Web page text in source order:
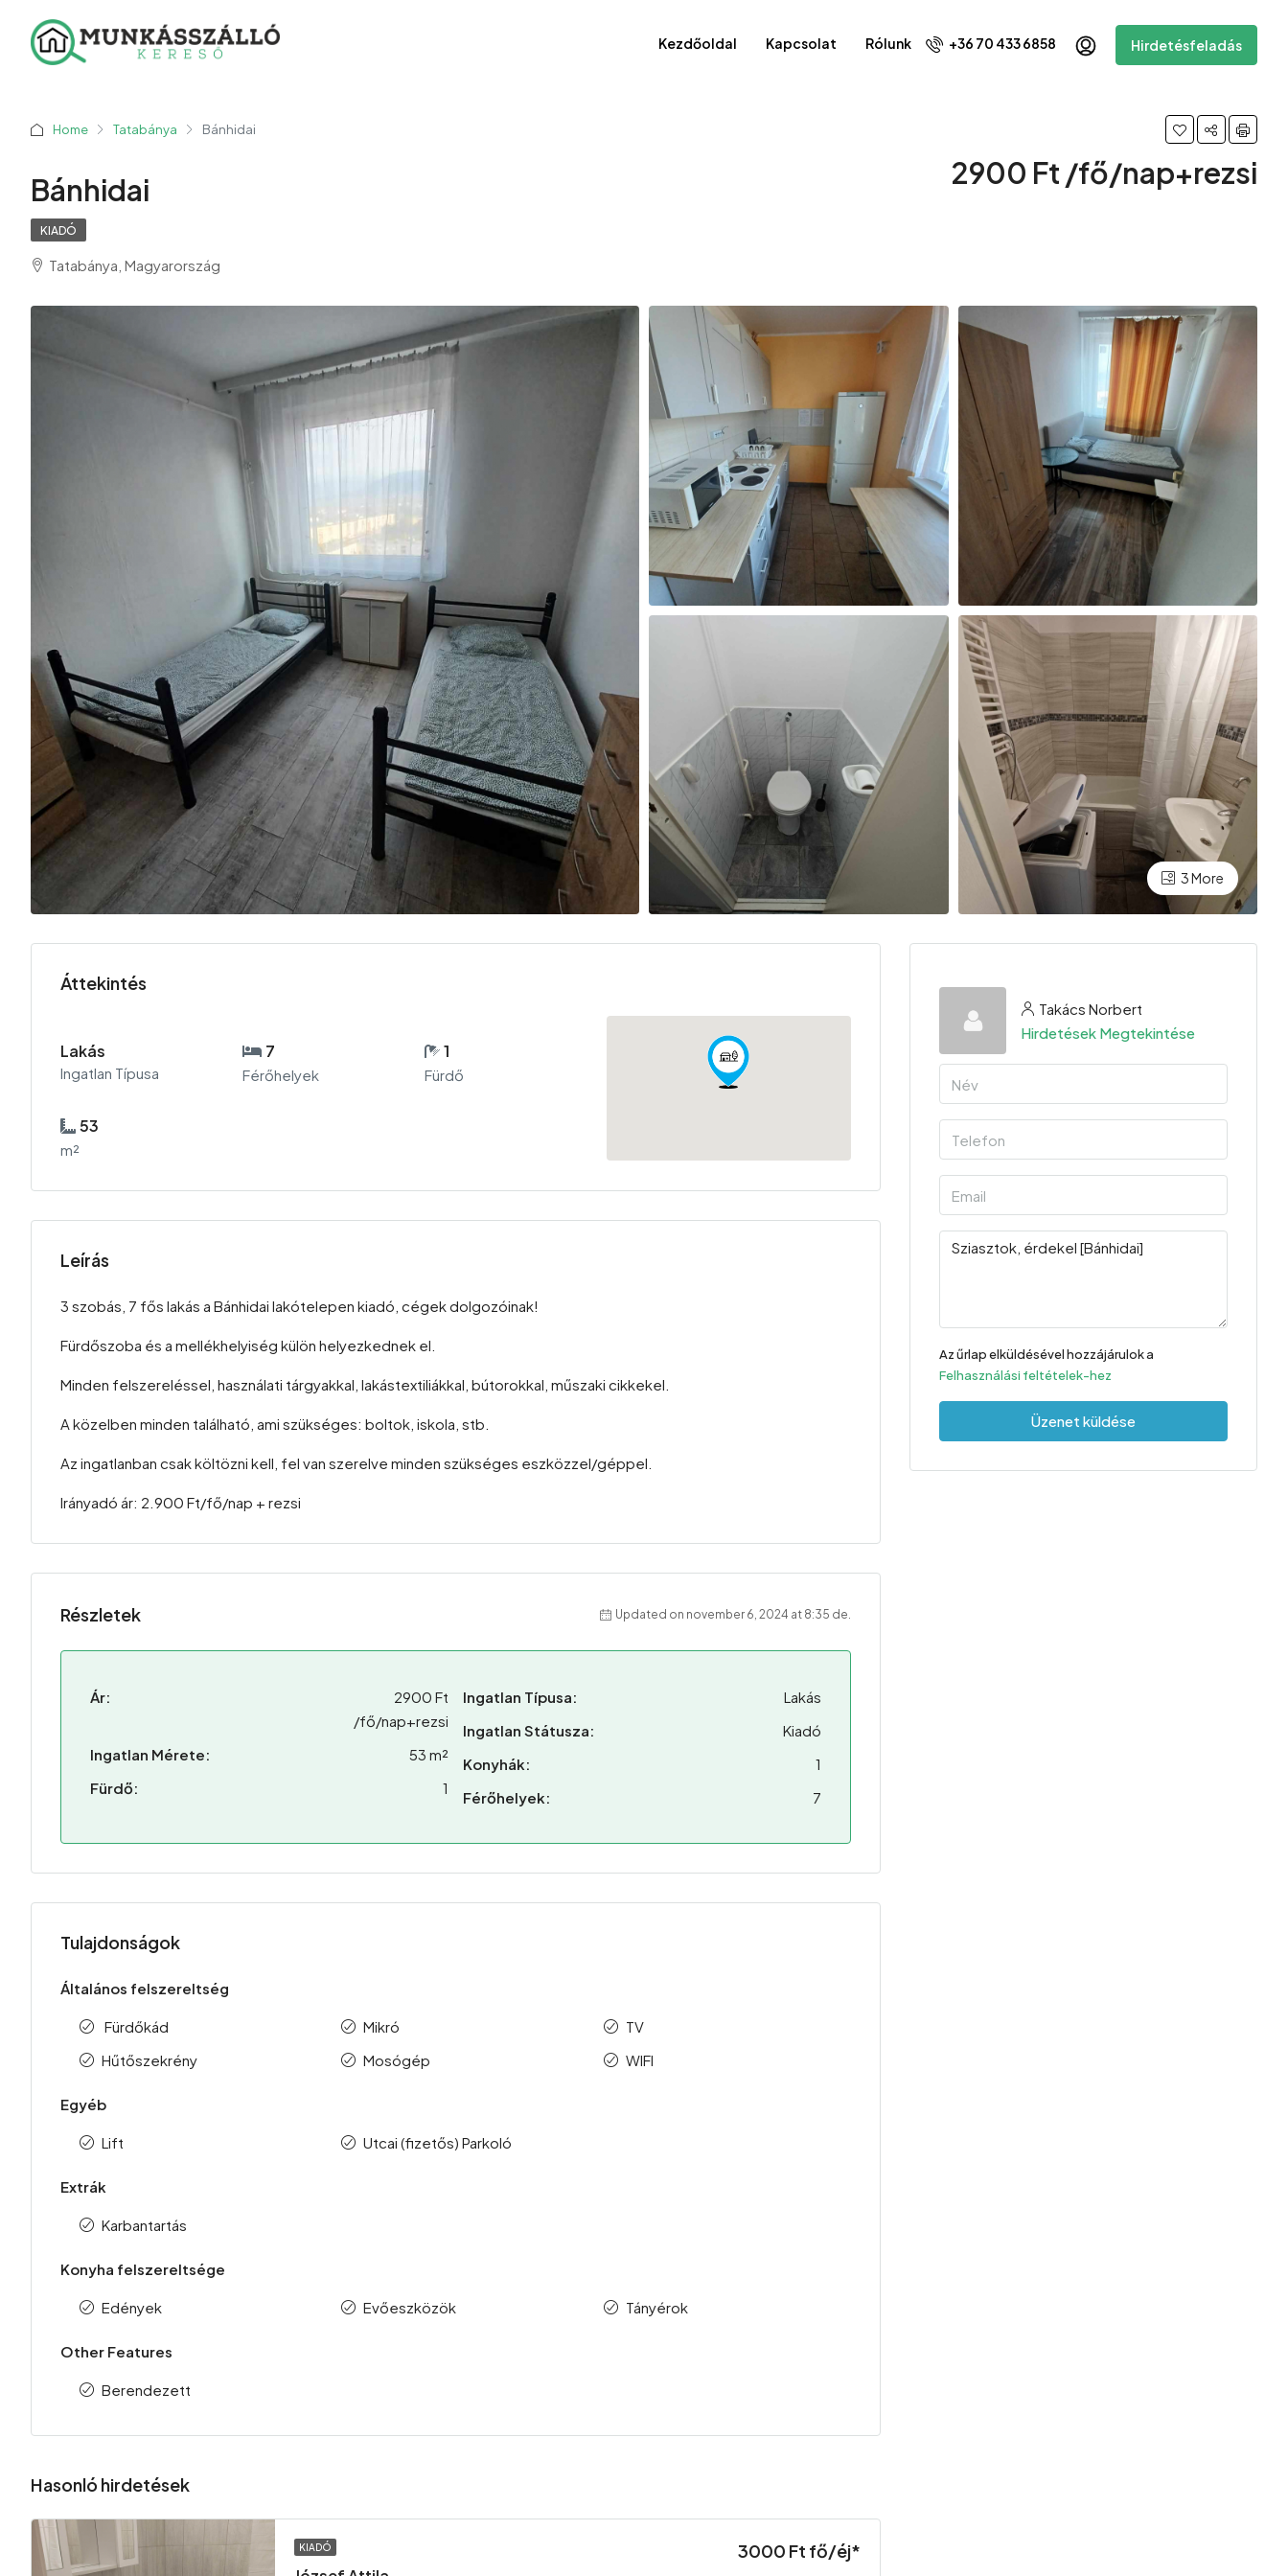
Kezdőoldal Kapcsolat Rólunk +36 70 433 6858 Hirdetésfeladás
Home Tatabánya Bánhidai
Bánhidai 2900 Ft /fő/nap+rezsi
KIADÓ
Tatabánya, Magyarország
3 More
Áttekintés
Lakás
Ingatlan Típusa
7
Férőhelyek
1
Fürdő
53
m²
Leírás
3 szobás, 7 fős lakás a Bánhidai lakótelepen kiadó, cégek dolgozóinak!
Fürdőszoba és a mellékhelyiség külön helyezkednek el.
Minden felszereléssel, használati tárgyakkal, lakástextiliákkal, bútorokkal, műszaki cikkekel.
A közelben minden található, ami szükséges: boltok, iskola, stb.
Az ingatlanban csak költözni kell, fel van szerelve minden szükséges eszközzel/géppel.
Irányadó ár: 2.900 Ft/fő/nap + rezsi
Részletek Updated on november 6, 2024 at 8:35 de.
Ár:
2900 Ft
/fő/nap+rezsi
Ingatlan Mérete:
53 m²
Fürdő:
1
Ingatlan Típusa:
Lakás
Ingatlan Státusza:
Kiadó
Konyhák:
1
Férőhelyek:
7
Tulajdonságok
Általános felszereltség
Fürdőkád
Hűtőszekrény
Mikró
Mosógép
TV
WIFI
Egyéb
Lift Utcai (fizetős) Parkoló
Extrák
Karbantartás
Konyha felszereltsége
Edények Evőeszközök Tányérok
Other Features
Berendezett
Hasonló hirdetések
KIADÓ 3000 Ft fő/éj*
Takács Norbert
Hirdetések Megtekintése
Az űrlap elküldésével hozzájárulok a
Felhasználási feltételek-hez
Üzenet küldése